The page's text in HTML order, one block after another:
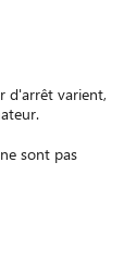
d'arrêt varient,
sont pas